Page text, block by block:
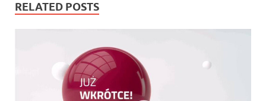
RELATED POSTS